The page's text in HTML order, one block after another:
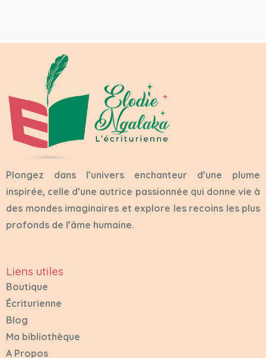
Plongez dans l’univers enchanteur d’une plume
inspirée, celle d’une autrice passionnée qui donne vie à
des mondes imaginaires et explore les recoins les plus
profonds de l’âme humaine.
Liens utiles
Boutique
Écriturienne
Blog
Ma bibliothèque
A Propos